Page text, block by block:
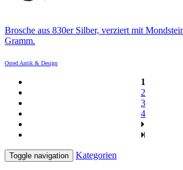
Brosche aus 830er Silber, verziert mit
Gramm.
Osted Antik & Design
1
2
3
4
Toggle navigation Kategorien